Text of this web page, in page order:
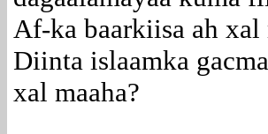
Af-ka baarkiisa ah xal
Diinta islaamka
xal maaha?